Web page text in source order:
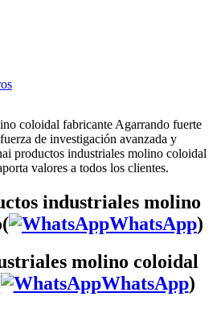
coloidal fabricante Agarrando fuerte
de investigación avanzada y
productos industriales molino coloidal
valores a todos los clientes.
industriales molino
WhatsApp)
molino coloidal
WhatsApp)